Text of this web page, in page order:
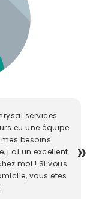
services
eu une équipe
besoins.
j ai un excellent
moi ! Si vous
vous etes